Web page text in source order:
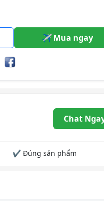
Mua ngay
Chat
✔ Đúng sản phẩm